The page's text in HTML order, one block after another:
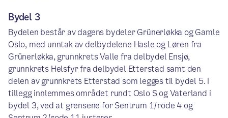
​Bydel 3
Bydelen består av dagens bydeler Grünerløkka og Gamle
Oslo, med unntak av delbydelene Hasle og Løren fra
Grünerløkka, grunnkrets Valle fra delbydel Ensjø,
grunnkrets Helsfyr fra delbydel Etterstad samt den
delen av grunnkrets Etterstad som legges til bydel 5. I
tillegg innlemmes området rundt Oslo S og Vaterland i
bydel 3, ved at grensene for Sentrum 1/rode 4 og